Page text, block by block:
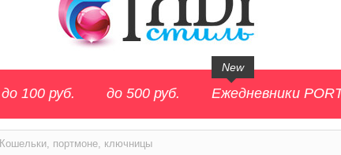
до 100 руб. до 500 руб. Ежедневники
New
Кошельки, портмоне, ключницы